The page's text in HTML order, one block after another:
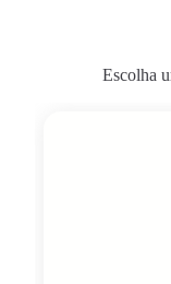
Escolha